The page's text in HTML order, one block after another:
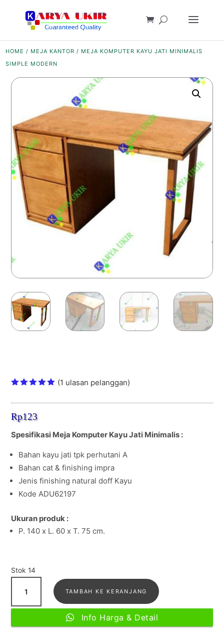
HOME / MEJA KANTOR / MEJA KOMPUTER KAYU JATI MINIMALIS
SIMPLE MODERN
berdasark
an
penilaian
pelanggan
(1 ulasan pelanggan)
Rp123
Spesifikasi Meja Komputer Kayu Jati Minimalis :
Bahan kayu jati tpk perhutani A
Bahan cat & finishing impra
Jenis finishing natural doff Kayu
Kode ADU62197
Ukuran produk :
P. 140 x L. 60 x T. 75 cm.
Stok 14
Meja
Komputer
TAMBAH KE KERANJANG
Info Harga & Detail